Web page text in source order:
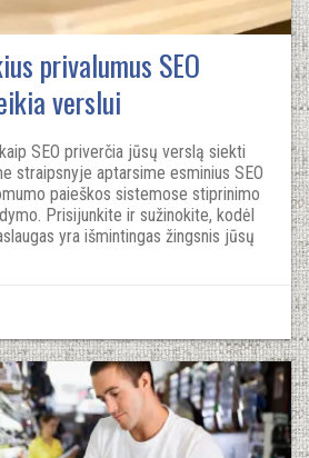
privalumus SEO
verslui
SEO priverčia jūsų verslą siekti
straipsnyje aptarsime esminius SEO
paieškos sistemose stiprinimo
Prisijunkite ir sužinokite, kodėl
yra išmintingas žingsnis jūsų